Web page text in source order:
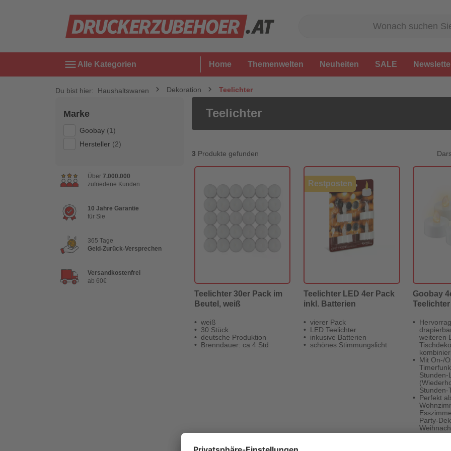
menu Alle Kategorien Home Themenwelten Neuheiten SALE
Du bist hier: Haushaltswaren Dekoration Teelichter
Teelichter
Marke
Goobay (1)
Hersteller (2)
Über 7.000.000
zufriedene Kunden
10 Jahre Garantie
für Sie
365 Tage
Geld-Zurück-Versprechen
Versandkostenfrei
ab 60€
3 Produkte gefunden
Teelichter 30er Pack im
Beutel, weiß
weiß
30 Stück
deutsche Produktion
Brenndauer: ca 4 Std
Restposten
Teelichter LED 4er Pack
inkl. Batterien
vierer Pack
LED Teelichter
inkusive Batterien
schönes Stimmungslicht
Goobay
weiteren
Mit On-/
Stunden-
Stunden-
Perfekt
Party-
Winterzeit